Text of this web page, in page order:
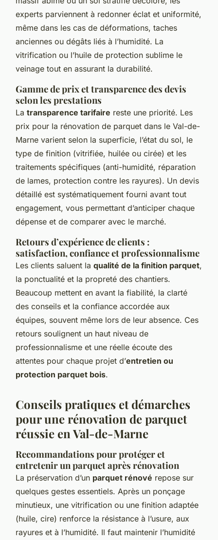
experts parviennent à redonner éclat et uniformité,
même dans les cas de déformations, taches
anciennes ou dégâts liés à l’humidité. La
vitrification ou l’huile de protection sublime le
veinage tout en assurant la durabilité.
Gamme de prix et transparence des devis
selon les prestations
La transparence tarifaire reste une priorité. Les
prix pour la rénovation de parquet dans le Val-de-
Marne varient selon la superficie, l’état du sol, le
type de finition (vitrifiée, huilée ou cirée) et les
traitements spécifiques (anti-humidité, réparation
de lames, protection contre les rayures). Un devis
détaillé est systématiquement fourni avant tout
engagement, vous permettant d’anticiper chaque
dépense et de comparer avec le marché.
Retours d’expérience de clients :
satisfaction, confiance et professionnalisme
Les clients saluent la qualité de la finition parquet,
la ponctualité et la propreté des chantiers.
Beaucoup mettent en avant la fiabilité, la clarté
des conseils et la confiance accordée aux
équipes, souvent même lors de leur absence. Ces
retours soulignent un haut niveau de
professionnalisme et une réelle écoute des
attentes pour chaque projet d’entretien ou
protection parquet bois.
Conseils pratiques et démarches
pour une rénovation de parquet
réussie en Val-de-Marne
Recommandations pour protéger et
entretenir un parquet après rénovation
La préservation d’un parquet rénové repose sur
quelques gestes essentiels. Après un ponçage
minutieux, une vitrification ou une finition adaptée
(huile, cire) renforce la résistance à l’usure, aux
rayures et à l’humidité. Il faut maintenir l’humidité